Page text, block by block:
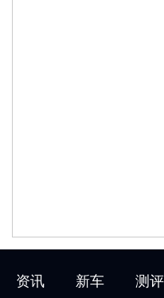
资讯 新车 测评